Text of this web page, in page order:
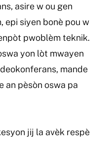
asire w ou gen
epi siyen bonè pou w
pwoblèm teknik.
yon lòt mwayen
mande
an pèsòn oswa pa
jij la avèk respè